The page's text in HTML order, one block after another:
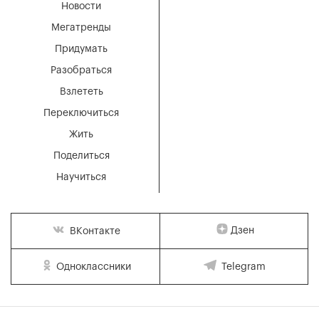
Мегатренды
Придумать
Разобраться
Взлететь
Новости
Переключиться
Жить
Поделиться
Научиться
ВКонтакте Дзен
Одноклассники Telegram